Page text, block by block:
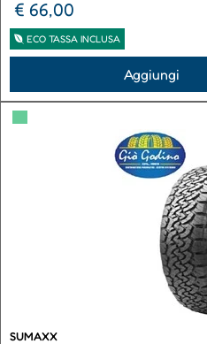
€ 66,00
ECO TASSA INCLUSA
Aggiungi
▀
SUMAXX